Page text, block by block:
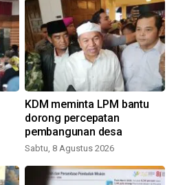
KDM meminta LPM bantu
dorong percepatan
pembangunan desa
Sabtu, 8 Agustus 2026